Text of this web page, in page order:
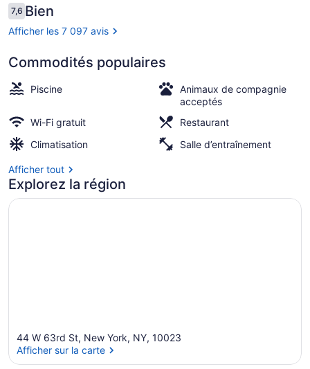
Coin salon du hall
Avis
7,67,6 sur 10 –
Bien
Afficher les 7 097 avis
Commodités populaires
Piscine
Animaux de compagnie
acceptés
Wi-Fi gratuit
Restaurant
Climatisation
Salle d’entraînement
Afficher tout
Explorez la région
44 W 63rd St, New York, NY, 10023
Afficher sur la carte